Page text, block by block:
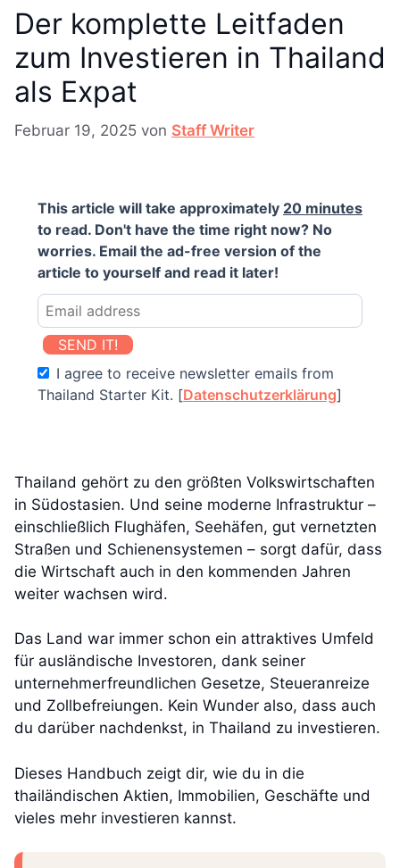
Der komplette Leitfaden
zum Investieren in Thailand
als Expat
Februar 19, 2025 von Staff Writer
This article will take approximately 20 minutes
to read. Don't have the time right now? No
worries. Email the ad-free version of the
article to yourself and read it later!
SEND IT!
I agree to receive newsletter emails from
Thailand Starter Kit. [Datenschutzerklärung]
Thailand gehört zu den größten Volkswirtschaften
in Südostasien. Und seine moderne Infrastruktur –
einschließlich Flughäfen, Seehäfen, gut vernetzten
Straßen und Schienensystemen – sorgt dafür, dass
die Wirtschaft auch in den kommenden Jahren
weiter wachsen wird.
Das Land war immer schon ein attraktives Umfeld
für ausländische Investoren, dank seiner
unternehmerfreundlichen Gesetze, Steueranreize
und Zollbefreiungen. Kein Wunder also, dass auch
du darüber nachdenkst, in Thailand zu investieren.
Dieses Handbuch zeigt dir, wie du in die
thailändischen Aktien, Immobilien, Geschäfte und
vieles mehr investieren kannst.